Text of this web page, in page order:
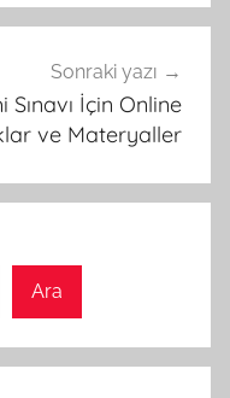
Sonraki yazı
İçin Online
ve Materyaller
Ara